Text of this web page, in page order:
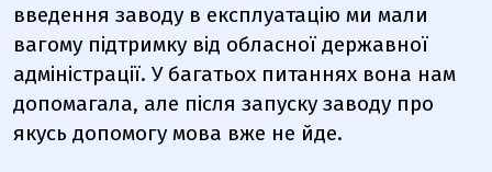
введення заводу в експлуатацію ми мали
вагому підтримку від обласної державної
адміністрації. У багатьох питаннях вона нам
допомагала, але після запуску заводу про
якусь допомогу мова вже не йде.